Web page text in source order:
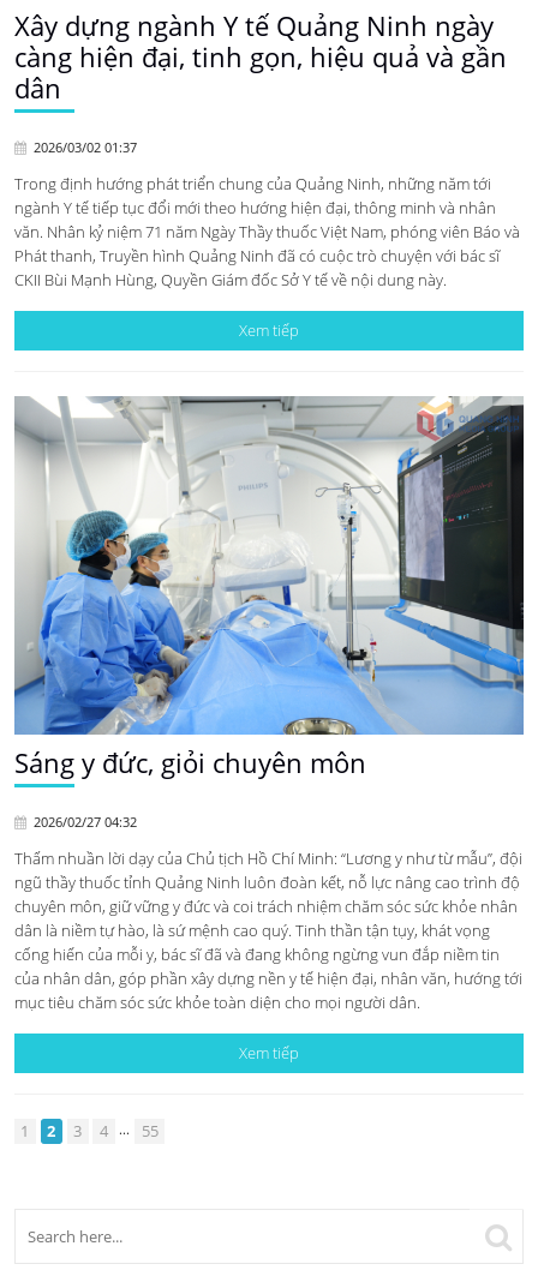
Xây dựng ngành Y tế Quảng Ninh ngày
càng hiện đại, tinh gọn, hiệu quả và gần
dân
2026/03/02 01:37
Trong định hướng phát triển chung của Quảng Ninh, những năm tới
ngành Y tế tiếp tục đổi mới theo hướng hiện đại, thông minh và nhân
văn. Nhân kỷ niệm 71 năm Ngày Thầy thuốc Việt Nam, phóng viên Báo và
Phát thanh, Truyền hình Quảng Ninh đã có cuộc trò chuyện với bác sĩ
CKII Bùi Mạnh Hùng, Quyền Giám đốc Sở Y tế về nội dung này.
Xem tiếp
Sáng y đức, giỏi chuyên môn
2026/02/27 04:32
Thấm nhuần lời dạy của Chủ tịch Hồ Chí Minh: “Lương y như từ mẫu”, đội
ngũ thầy thuốc tỉnh Quảng Ninh luôn đoàn kết, nỗ lực nâng cao trình độ
chuyên môn, giữ vững y đức và coi trách nhiệm chăm sóc sức khỏe nhân
dân là niềm tự hào, là sứ mệnh cao quý. Tinh thần tận tụy, khát vọng
cống hiến của mỗi y, bác sĩ đã và đang không ngừng vun đắp niềm tin
của nhân dân, góp phần xây dựng nền y tế hiện đại, nhân văn, hướng tới
mục tiêu chăm sóc sức khỏe toàn diện cho mọi người dân.
Xem tiếp
1 2 3 4 ... 55